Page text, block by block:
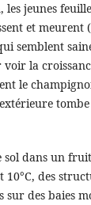
jeunes
et meurent
semblent
la
le
tombe
sol dans un
des
des baies